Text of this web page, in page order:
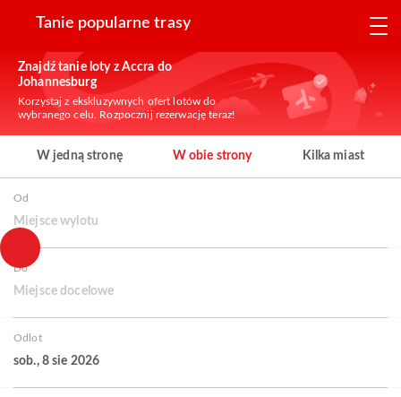
Tanie popularne trasy
Znajdź tanie loty z Accra do
Johannesburg
Korzystaj z ekskluzywnych ofert lotów do
wybranego celu. Rozpocznij rezerwację teraz!
W jedną stronę W obie strony Kilka miast
Od
Miejsce wylotu
Do
Miejsce docelowe
Odlot
sob., 8 sie 2026